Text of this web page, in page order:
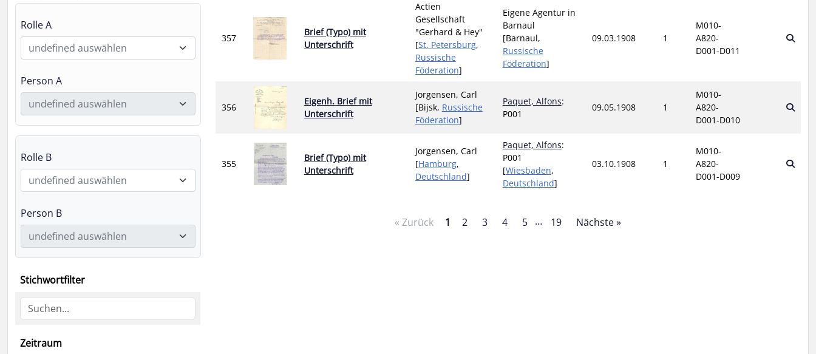
Rolle A
undefined auswählen
Person A
undefined auswählen
Rolle B
undefined auswählen
Person B
undefined auswählen
Stichwortfilter
Zeitraum
357
Brief (Typo) mit
Unterschrift
Actien
Gesellschaft
"Gerhard & Hey"
[St. Petersburg,
Russische
Föderation]
Eigene Agentur in
Barnaul
[Barnaul,
Russische
Föderation]
09.03.1908 1
M010-
A820-
D001-D011
356
Eigenh. Brief mit
Unterschrift
Jorgensen, Carl
[Bijsk, Russische
Föderation]
Paquet, Alfons:
P001
09.05.1908 1
M010-
A820-
D001-D010
355
Brief (Typo) mit
Unterschrift
Jorgensen, Carl
[Hamburg,
Deutschland]
Paquet, Alfons:
P001
[Wiesbaden,
Deutschland]
03.10.1908 1
M010-
A820-
D001-D009
« Zurück 1 2 3 4 5 … 19 Nächste »